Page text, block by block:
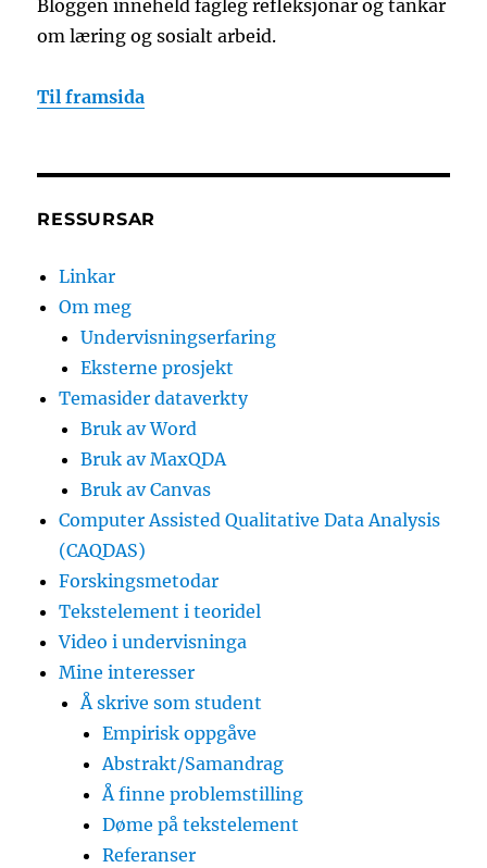
Bloggen inneheld fagleg refleksjonar og tankar
om læring og sosialt arbeid.
Til framsida
RESSURSAR
Linkar
Om meg
Undervisningserfaring
Eksterne prosjekt
Temasider dataverkty
Bruk av Word
Bruk av MaxQDA
Bruk av Canvas
Computer Assisted Qualitative Data Analysis
(CAQDAS)
Forskingsmetodar
Tekstelement i teoridel
Video i undervisninga
Mine interesser
Å skrive som student
Empirisk oppgåve
Abstrakt/Samandrag
Å finne problemstilling
Døme på tekstelement
Referanser